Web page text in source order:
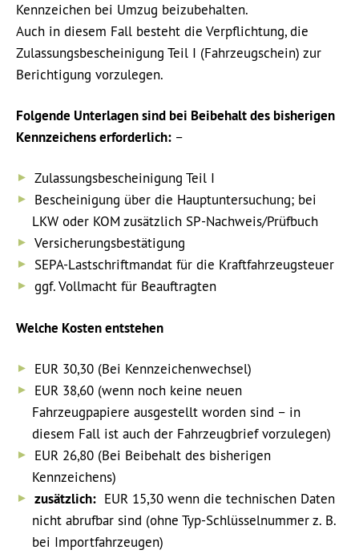
Kennzeichen bei Umzug beizubehalten.
Auch in diesem Fall besteht die Verpflichtung, die
Zulassungsbescheinigung Teil I (Fahrzeugschein) zur
Berichtigung vorzulegen.
Folgende Unterlagen sind bei Beibehalt des bisherigen
Kennzeichens erforderlich: –
Zulassungsbescheinigung Teil I
Bescheinigung über die Hauptuntersuchung; bei
LKW oder KOM zusätzlich SP-Nachweis/Prüfbuch
Versicherungsbestätigung
SEPA-Lastschriftmandat für die Kraftfahrzeugsteuer
ggf. Vollmacht für Beauftragten
Welche Kosten entstehen
EUR 30,30 (Bei Kennzeichenwechsel)
EUR 38,60 (wenn noch keine neuen
Fahrzeugpapiere ausgestellt worden sind – in
diesem Fall ist auch der Fahrzeugbrief vorzulegen)
EUR 26,80 (Bei Beibehalt des bisherigen
Kennzeichens)
zusätzlich: EUR 15,30 wenn die technischen Daten
nicht abrufbar sind (ohne Typ-Schlüsselnummer z. B.
bei Importfahrzeugen)